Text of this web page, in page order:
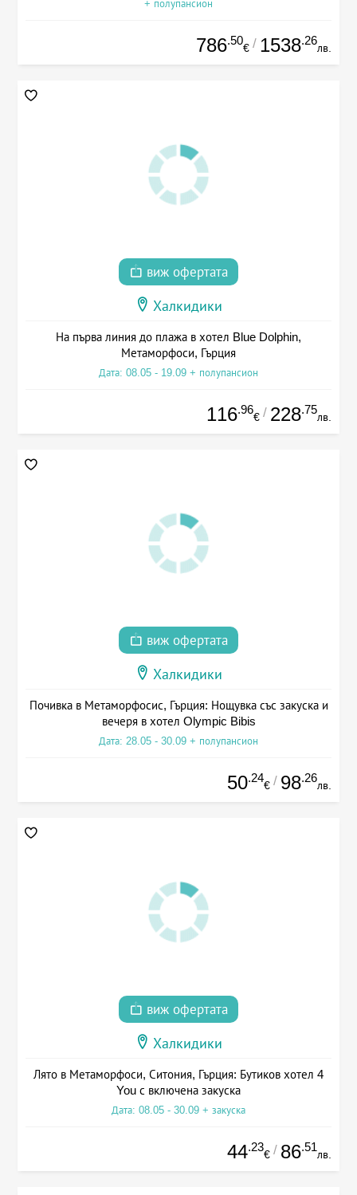
+ полупансион
786.50
€ / 1538.26
лв.
виж офертата
Халкидики
На първа линия до плажа в хотел Blue Dolphin,
Метаморфоси, Гърция
Дата: 08.05 - 19.09 + полупансион
116.96
€ / 228.75
лв.
виж офертата
Халкидики
Почивка в Метаморфосис, Гърция: Нощувка със закуска и
вечеря в хотел Olympic Bibis
Дата: 28.05 - 30.09 + полупансион
50.24
€ / 98.26
лв.
виж офертата
Халкидики
Лято в Метаморфоси, Ситония, Гърция: Бутиков хотел 4
You с включена закуска
Дата: 08.05 - 30.09 + закуска
44.23
€ / 86.51
лв.